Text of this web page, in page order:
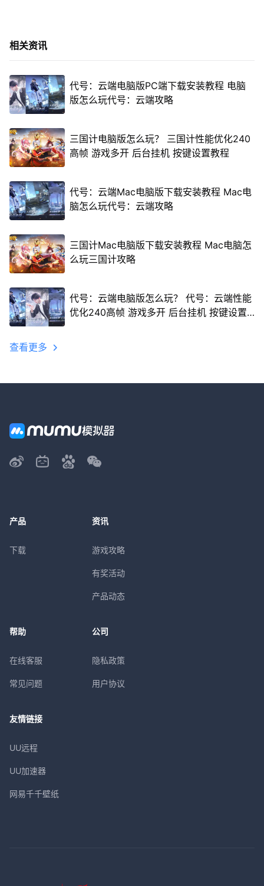
相关资讯
代号：云端电脑版PC端下载安装教程 电脑
版怎么玩代号：云端攻略
三国计电脑版怎么玩？ 三国计性能优化240
高帧 游戏多开 后台挂机 按键设置教程
代号：云端Mac电脑版下载安装教程 Mac电
脑怎么玩代号：云端攻略
三国计Mac电脑版下载安装教程 Mac电脑怎
么玩三国计攻略
代号：云端电脑版怎么玩？ 代号：云端性能
优化240高帧 游戏多开 后台挂机 按键设置
查看更多
产品
下载
资讯
游戏攻略
有奖活动
产品动态
帮助
在线客服
常见问题
公司
隐私政策
用户协议
友情链接
UU远程
UU加速器
网易千千壁纸